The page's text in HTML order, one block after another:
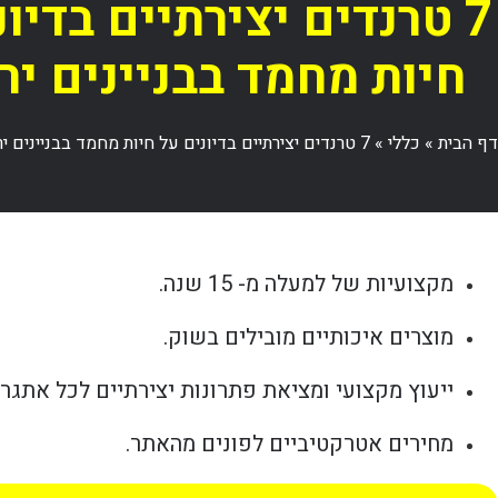
7 טרנדים יצירתיים
חיות מחמד בבניינים
דף הבית» כללי » 7 טרנדים יצירתיים בדיונים על חיות מחמד בבניינים ירוקים
מקצועיות של למעלה מ- 15 שנה.
מוצרים איכותיים מובילים בשוק.
ייעוץ מקצועי ומציאת פתרונות יצירתיים לכל
מחירים אטרקטיביים לפונים מהאתר.